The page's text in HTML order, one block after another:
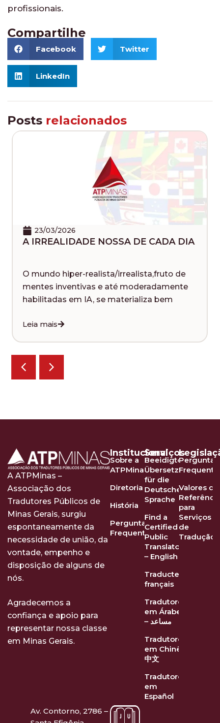
profissionais.
Compartilhe
Facebook Twitter
LinkedIn
Posts relacionados
23/03/2026
A IRREALIDADE NOSSA DE CADA DIA
O mundo hiper-realista/irrealista,fruto de
mentes inventivas e até moderadamente
habilitadas em IA, se materializa bem
Leia mais
A ATPMinas –
Associação dos
Tradutores Públicos de
Minas Gerais, surgiu
espontaneamente da
necessidade de união, da
vontade, empenho e
disposição de alguns de
nós.
Agradecemos a
confiança e apoio para
representar nossa classe
em Minas Gerais.
Institucional
Sobre a
ATPMinas
Diretoria
História
Perguntas
Frequentes
Serviços
Beeidigte
Übersetzer
für die
Deutsche
Sprache
Find a
Certified
Public
Translator
– English
Traducteurs
français
Tradutores
em Árabe
– مساعد
Tradutores
em Chinês
中文
Tradutores
em
Español
Perguntas
Valores de
Referência
para
Serviços
de
Tradução
Av. Contorno, 2786 –